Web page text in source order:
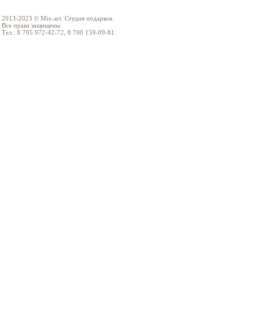
2013-2023 © Mix-art. Студия подарков.
Все права защищены.
Тел.: 8 705 972-42-72, 8 700 159-09-81